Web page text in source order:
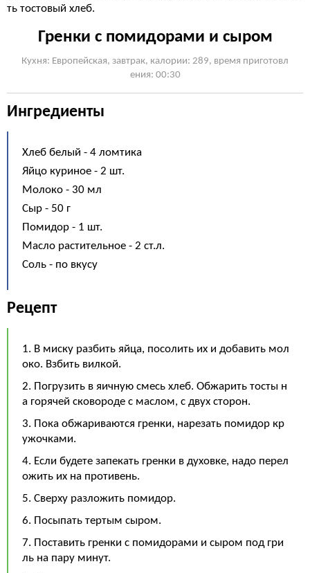
ть тостовый хлеб.
Гренки с помидорами и сыром
Кухня: Европейская, завтрак, калории: 289, время приготовл
ения: 00:30
Ингредиенты
Хлеб белый - 4 ломтика
Яйцо куриное - 2 шт.
Молоко - 30 мл
Сыр - 50 г
Помидор - 1 шт.
Масло растительное - 2 ст.л.
Соль - по вкусу
Рецепт
1. В миску разбить яйца, посолить их и добавить мол
око. Взбить вилкой.
2. Погрузить в яичную смесь хлеб. Обжарить тосты н
а горячей сковороде с маслом, с двух сторон.
3. Пока обжариваются гренки, нарезать помидор кр
ужочками.
4. Если будете запекать гренки в духовке, надо перел
ожить их на противень.
5. Сверху разложить помидор.
6. Посыпать тертым сыром.
7. Поставить гренки с помидорами и сыром под гри
ль на пару минут.